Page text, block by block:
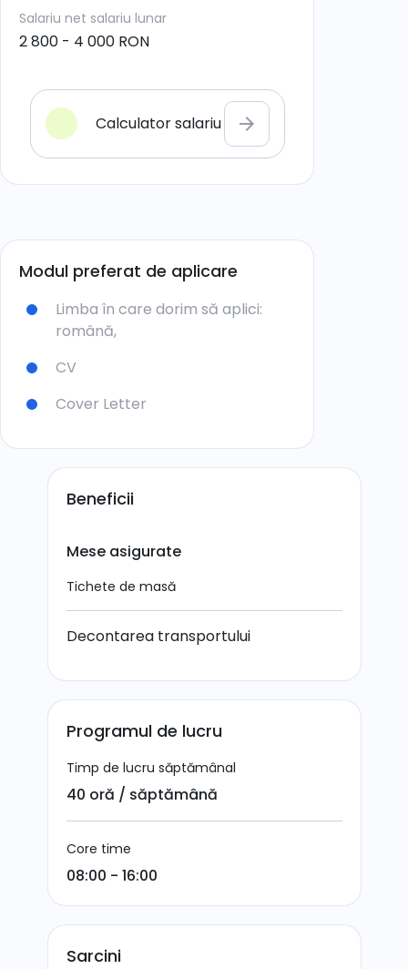
Salariu net salariu lunar
2 800 - 4 000 RON
Calculator salariu arrow_forward
Modul preferat de aplicare
Limba în care dorim să aplici:
română,
CV
Cover Letter
Beneficii
Mese asigurate
Tichete de masă
Decontarea transportului
Programul de lucru
Timp de lucru săptămânal
40 oră / săptămână
Core time
08:00 - 16:00
Sarcini